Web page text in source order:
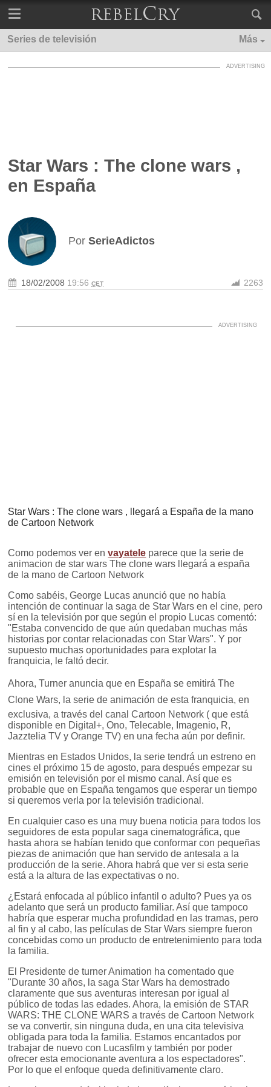
Series de televisión Más
Star Wars : The clone wars ,
en España
PorSerieAdictos
18/02/2008 19:56CET 2263
Star Wars : The clone wars , llegará a España de la mano
de Cartoon Network
Como podemos ver envayatele parece que la serie de
animacion de star wars The clone wars llegará a españa
de la mano de Cartoon Network
Como sabéis, George Lucas anunció que no había
intención de continuar la saga de Star Wars en el cine, pero
sí en la televisión por que según el propio Lucas comentó:
"Estaba convencido de que aún quedaban muchas más
historias por contar relacionadas con Star Wars". Y por
supuesto muchas oportunidades para explotar la
franquicia, le faltó decir.
Ahora, Turner anuncia que en España se emitirá The
Clone Wars, la serie de animación de esta franquicia, en
exclusiva, a través del canal Cartoon Network ( que está
disponible en Digital+, Ono, Telecable, Imagenio, R,
Jazztelia TV y Orange TV) en una fecha aún por definir.
Mientras en Estados Unidos, la serie tendrá un estreno en
cines el próximo 15 de agosto, para después empezar su
emisión en televisión por el mismo canal. Así que es
probable que en España tengamos que esperar un tiempo
si queremos verla por la televisión tradicional.
En cualquier caso es una muy buena noticia para todos los
seguidores de esta popular saga cinematográfica, que
hasta ahora se habían tenido que conformar con pequeñas
piezas de animación que han servido de antesala a la
producción de la serie. Ahora habrá que ver si esta serie
está a la altura de las expectativas o no.
¿Estará enfocada al público infantil o adulto? Pues ya os
adelanto que será un producto familiar. Así que tampoco
habría que esperar mucha profundidad en las tramas, pero
al fin y al cabo, las películas de Star Wars siempre fueron
concebidas como un producto de entretenimiento para toda
la familia.
El Presidente de turner Animation ha comentado que
"Durante 30 años, la saga Star Wars ha demostrado
claramente que sus aventuras interesan por igual al
público de todas las edades. Ahora, la emisión de STAR
WARS: THE CLONE WARS a través de Cartoon Network
se va convertir, sin ninguna duda, en una cita televisiva
obligada para toda la familia. Estamos encantados por
trabajar de nuevo con Lucasfilm y también por poder
ofrecer esta emocionante aventura a los espectadores".
Por lo que el enfoque queda definitivamente claro.